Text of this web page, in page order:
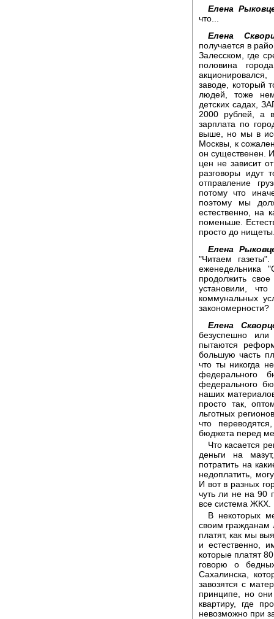
Елена
что...
Елена
получается в
Залесском, где
половина
заводе, который
людей, тоже
детских садах,
2000 рублей, а
зарплата по
выше, но мы в
Москвы, к
он существенен.
цен не зависит
разговоры идут
отправление
потому что
поэтому мы
естественно, на
поменьше.
просто до
Елена
"Читаем
еженедельника
продолжить
установили,
коммунальных
закономерности?
Елена
безуспешно
пытаются
большую часть
что ты никогда
федерального
федерального
наших
просто так,
льготных
что
бюджета перед
Что касается
деньги на
потратить на
недоплатить,
И вот в разных
чуть ли не на 90
все система ЖКХ.
В некоторых
своим гражданам
платят, как мы
и естественно,
которые платят
говорю о
Сахалинска,
завозятся с
принципе, но
квартиру, где
невозможно при